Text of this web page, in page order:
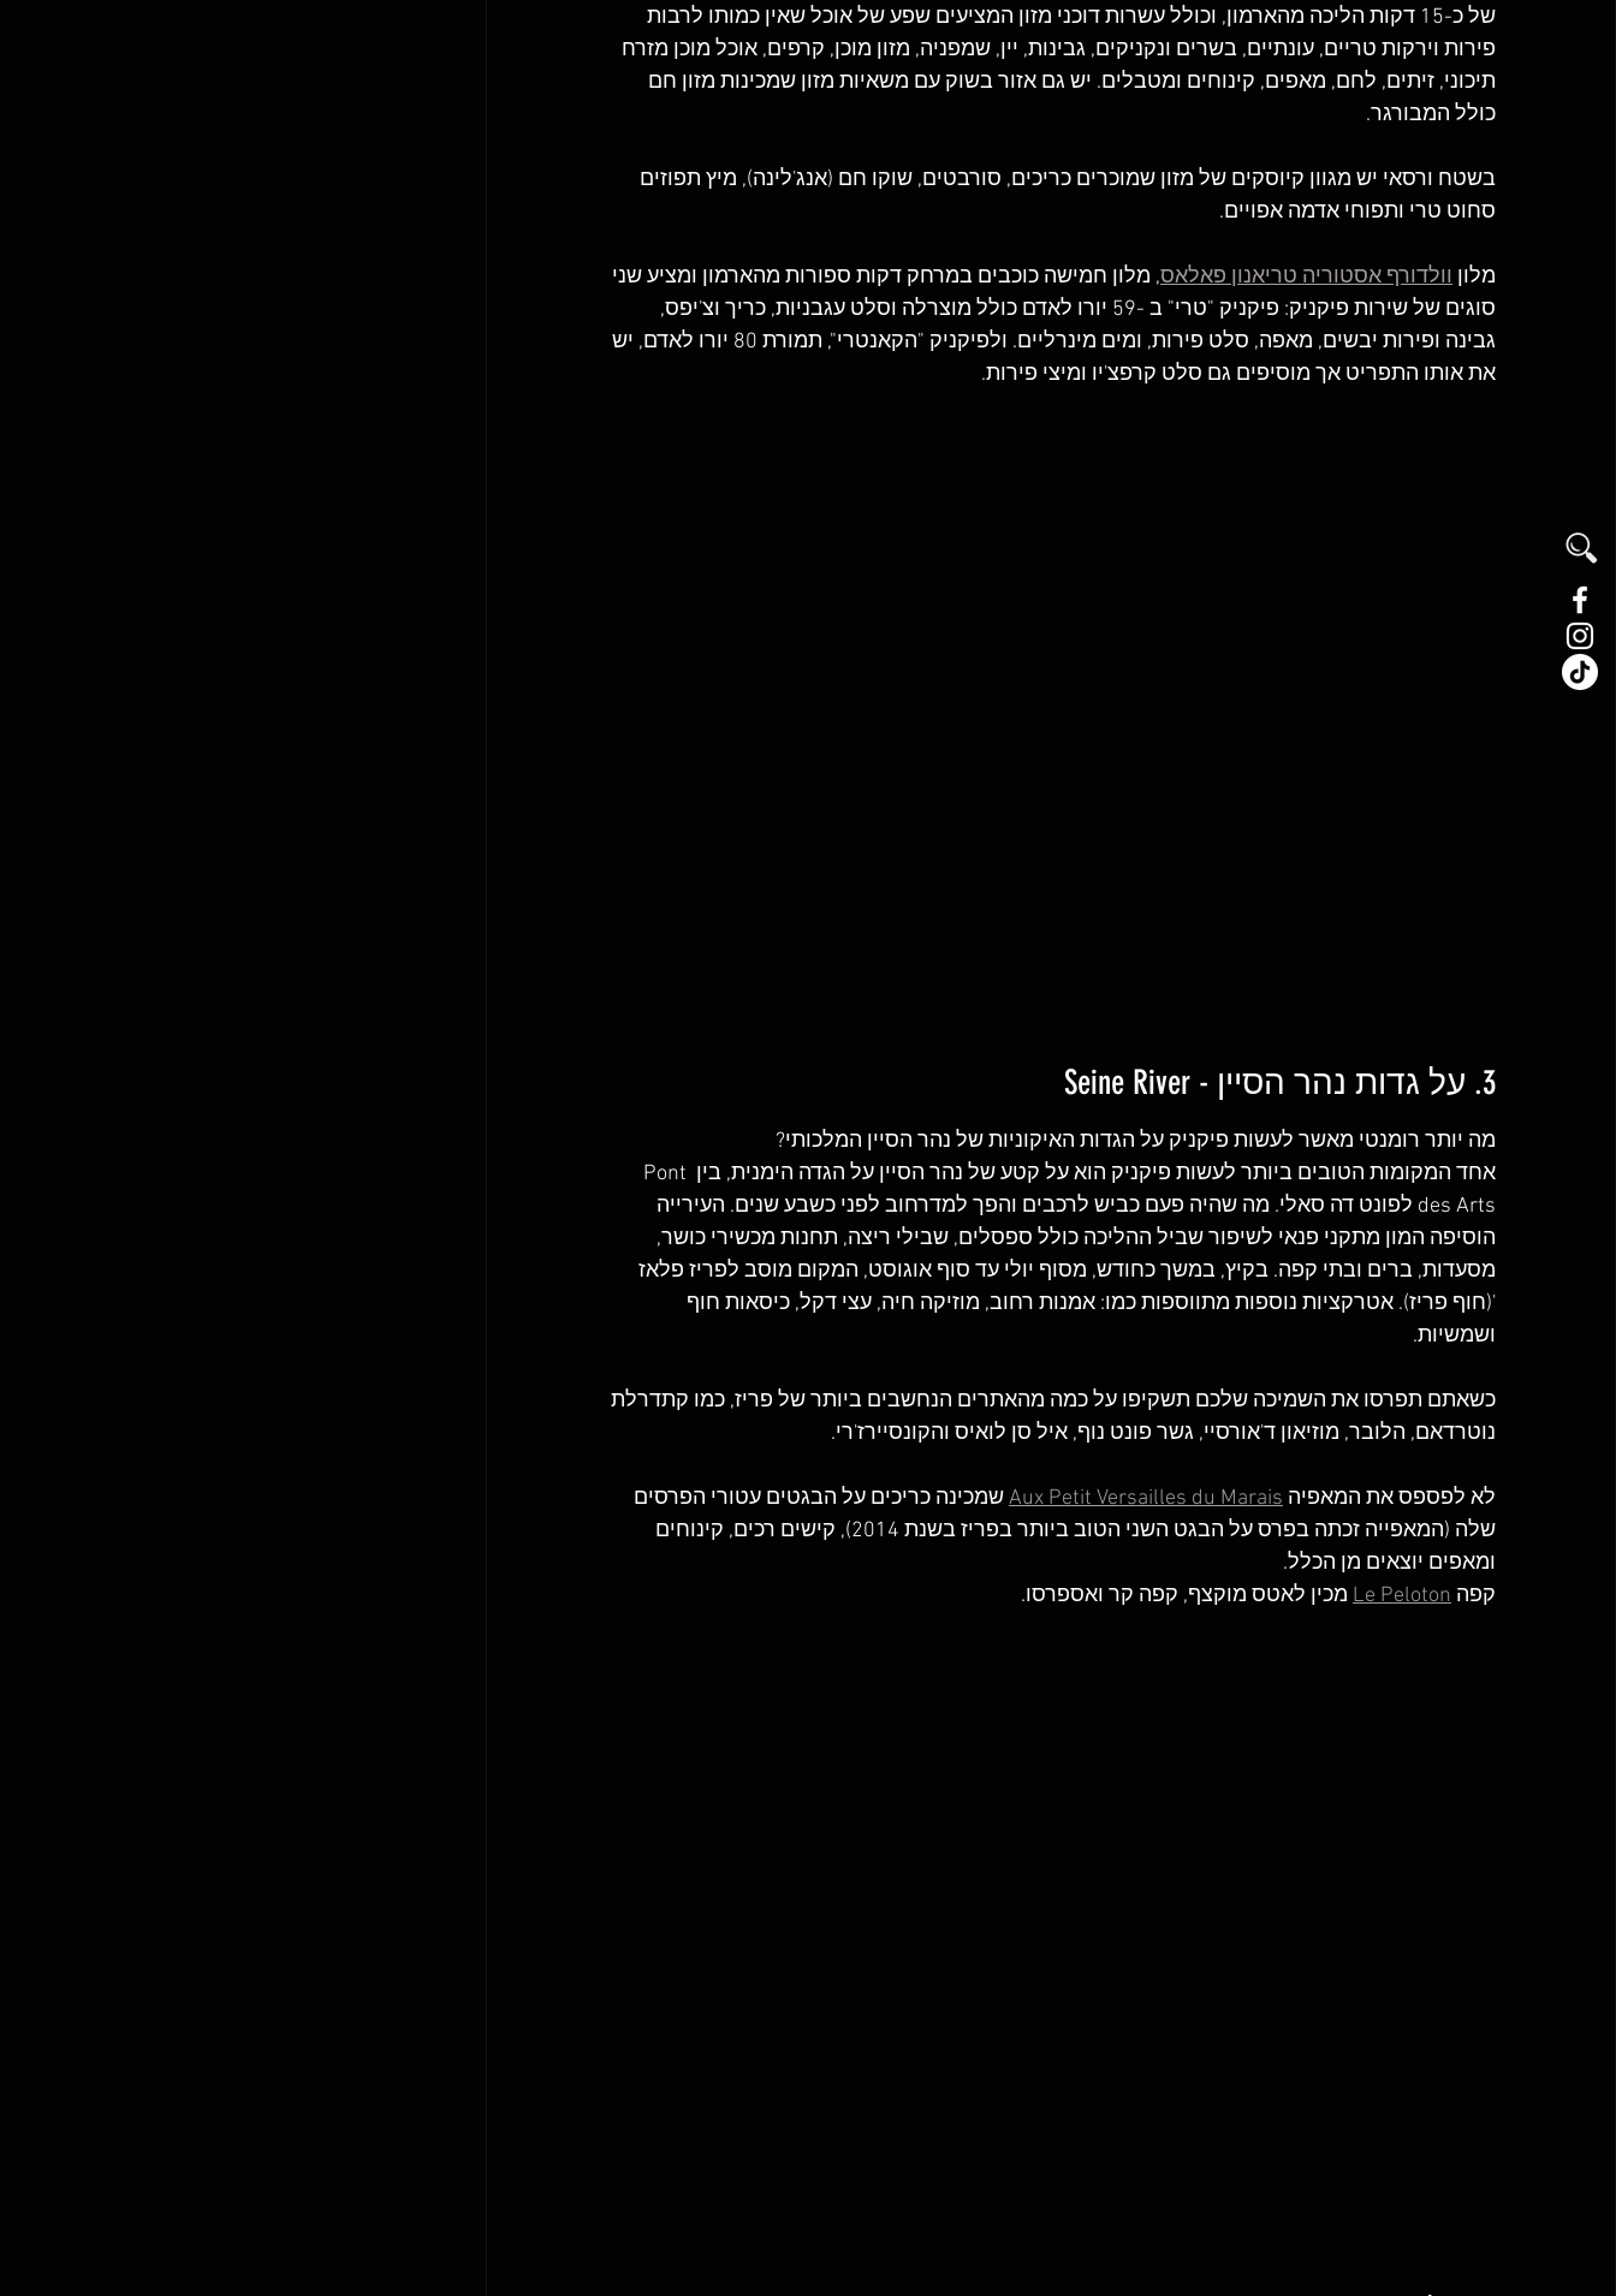
של כ-15 דקות הליכה מהארמון, וכולל עשרות דוכני מזון המציעים שפע של אוכל שאין כמותו לרבות
פירות וירקות טריים, עונתיים, בשרים ונקניקים, גבינות, יין, שמפניה, מזון מוכן, קרפים, אוכל מוכן מזרח
תיכוני, זיתים, לחם, מאפים, קינוחים ומטבלים. יש גם אזור בשוק עם משאיות מזון שמכינות מזון חם
כולל המבורגר.
בשטח ורסאי יש מגוון קיוסקים של מזון שמוכרים כריכים, סורבטים, שוקו חם (אנג'לינה), מיץ תפוזים
סחוט טרי ותפוחי אדמה אפויים.
מלון וולדורף אסטוריה טריאנון פאלאס, מלון חמישה כוכבים במרחק דקות ספורות מהארמון ומציע שני
סוגים של שירות פיקניק: פיקניק "טרי" ב -59 יורו לאדם כולל מוצרלה וסלט עגבניות, כריך וצ'יפס,
גבינה ופירות יבשים, מאפה, סלט פירות, ומים מינרליים. ולפיקניק "הקאנטרי", תמורת 80 יורו לאדם, יש
את אותו התפריט אך מוסיפים גם סלט קרפצ'יו ומיצי פירות.
3. על גדות נהר הסיין - Seine River
מה יותר רומנטי מאשר לעשות פיקניק על הגדות האיקוניות של נהר הסיין המלכותי?
אחד המקומות הטובים ביותר לעשות פיקניק הוא על קטע של נהר הסיין על הגדה הימנית, בין Pont
des Arts לפונט דה סאלי. מה שהיה פעם כביש לרכבים והפך למדרחוב לפני כשבע שנים. העירייה
הוסיפה המון מתקני פנאי לשיפור שביל ההליכה כולל ספסלים, שבילי ריצה, תחנות מכשירי כושר,
מסעדות, ברים ובתי קפה. בקיץ, במשך כחודש, מסוף יולי עד סוף אוגוסט, המקום מוסב לפריז פלאז
'(חוף פריז). אטרקציות נוספות מתווספות כמו: אמנות רחוב, מוזיקה חיה, עצי דקל, כיסאות חוף
ושמשיות.
כשאתם תפרסו את השמיכה שלכם תשקיפו על כמה מהאתרים הנחשבים ביותר של פריז, כמו קתדרלת
נוטרדאם, הלובר, מוזיאון ד'אורסיי, גשר פונט נוף, איל סן לואיס והקונסיירז'רי.
לא לפספס את המאפיה Aux Petit Versailles du Marais שמכינה כריכים על הבגטים עטורי הפרסים
שלה (המאפייה זכתה בפרס על הבגט השני הטוב ביותר בפריז בשנת 2014), קישים רכים, קינוחים
ומאפים יוצאים מן הכלל.
קפה Le Peloton מכין לאטס מוקצף, קפה קר ואספרסו.